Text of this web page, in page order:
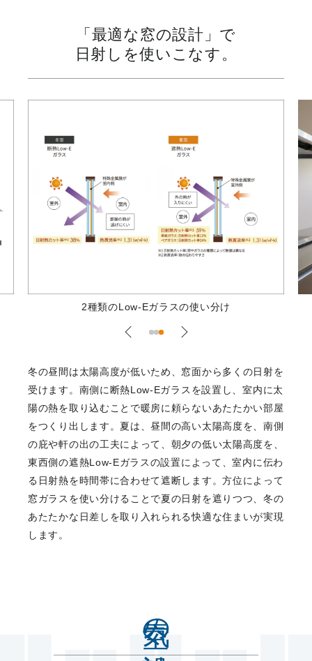
「最適な窓の設計」で
日射しを使いこなす。
2種類のLow-Eガラスの使い分け
冬の昼間は太陽高度が低いため、窓面から多くの日射を
受けます。南側に断熱Low-Eガラスを設置し、室内に太
陽の熱を取り込むことで暖房に頼らないあたたかい部屋
をつくり出します。夏は、昼間の高い太陽高度を、南側
の庇や軒の出の工夫によって、朝夕の低い太陽高度を、
東西側の遮熱Low-Eガラスの設置によって、室内に伝わ
る日射熱を時間帯に合わせて遮断します。方位によって
窓ガラスを使い分けることで夏の日射を遮りつつ、冬の
あたたかな日差しを取り入れられる快適な住まいが実現
します。
空気の設計